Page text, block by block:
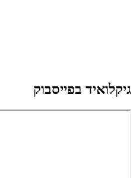
גיקלואיד בפייסבוק